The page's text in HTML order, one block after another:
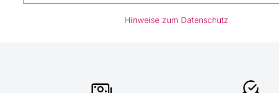
Hinweise zum Datenschutz